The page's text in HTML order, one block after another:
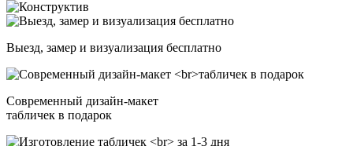
Выезд, замер и визуализация бесплатно
Современный дизайн-макет
табличек в подарок